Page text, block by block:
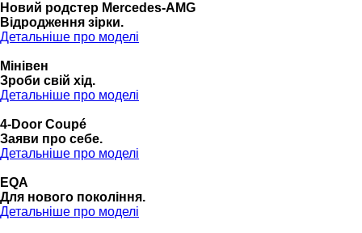
Новий родстер Mercedes-AMG
Відродження зірки.
Детальніше про моделі
Мінівен
Зроби свій хід.
Детальніше про моделі
4-Door Coupé
Заяви про себе.
Детальніше про моделі
EQA
Для нового покоління.
Детальніше про моделі